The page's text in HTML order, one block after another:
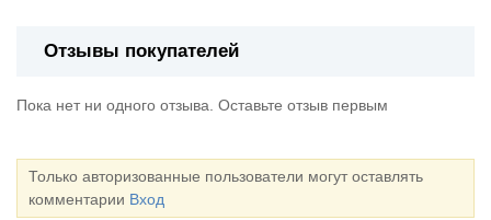
Отзывы покупателей
Пока нет ни одного отзыва. Оставьте отзыв первым
Только авторизованные пользователи могут оставлять
комментарии Вход